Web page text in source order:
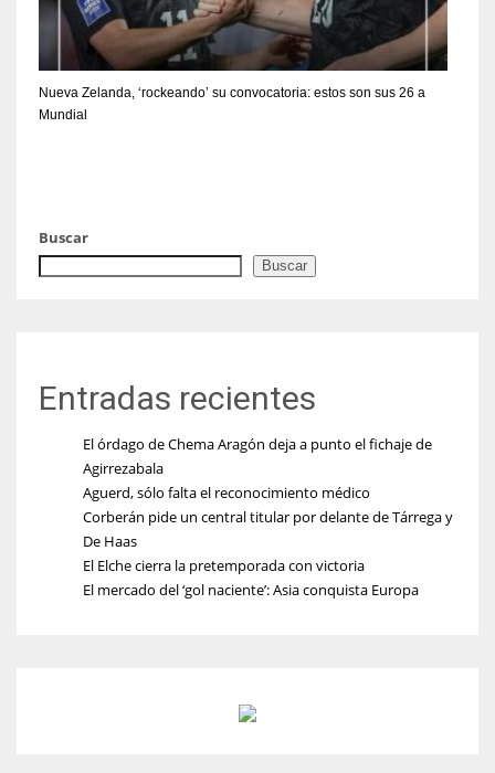
Nueva Zelanda, ‘rockeando’ su convocatoria: estos son sus 26 a
Mundial
Buscar
Buscar
Entradas recientes
El órdago de Chema Aragón deja a punto el fichaje de
Agirrezabala
Aguerd, sólo falta el reconocimiento médico
Corberán pide un central titular por delante de Tárrega y
De Haas
El Elche cierra la pretemporada con victoria
El mercado del ‘gol naciente’: Asia conquista Europa